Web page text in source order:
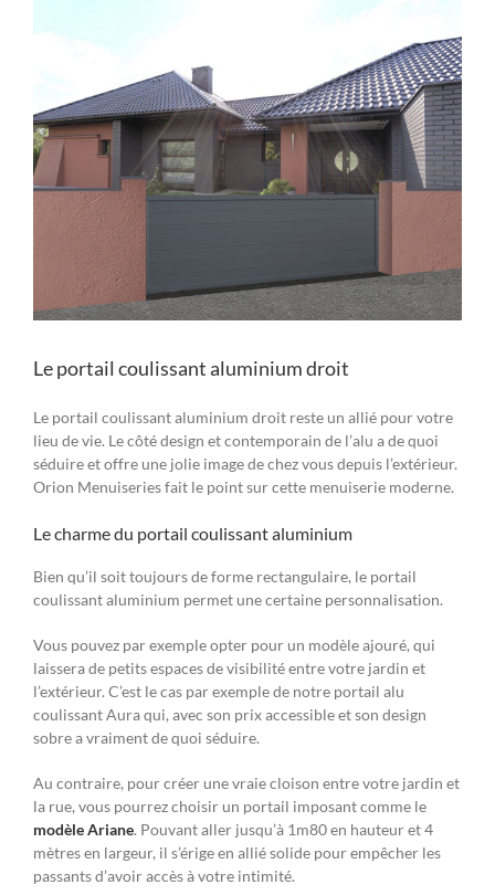
l'image
Le portail coulissant aluminium droit
Le portail coulissant aluminium droit reste un allié pour votre
lieu de vie. Le côté design et contemporain de l’alu a de quoi
séduire et offre une jolie image de chez vous depuis l’extérieur.
Orion Menuiseries fait le point sur cette menuiserie moderne.
Le charme du portail coulissant aluminium
Bien qu’il soit toujours de forme rectangulaire, le portail
coulissant aluminium permet une certaine personnalisation.
Vous pouvez par exemple opter pour un modèle ajouré, qui
laissera de petits espaces de visibilité entre votre jardin et
l’extérieur. C’est le cas par exemple de notre portail alu
coulissant Aura qui, avec son prix accessible et son design
sobre a vraiment de quoi séduire.
Au contraire, pour créer une vraie cloison entre votre jardin et
la rue, vous pourrez choisir un portail imposant comme le
modèle Ariane. Pouvant aller jusqu’à 1m80 en hauteur et 4
mètres en largeur, il s’érige en allié solide pour empêcher les
passants d’avoir accès à votre intimité.